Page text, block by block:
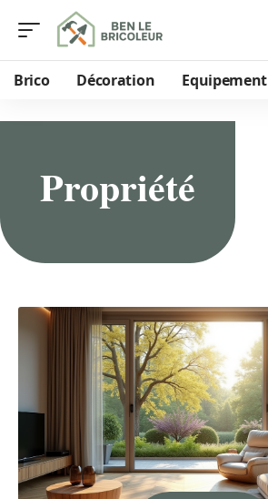
Brico Décoration Equipement
Propriété